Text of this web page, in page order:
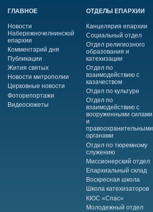
ГЛАВНОЕ
Новости
Набережночелнинской
епархии
Комментарий дня
Публикации
Жития святых
Новости митрополии
Церковные новости
Фоторепортажи
Видеосюжеты
ОТДЕЛЫ ЕПАРХИИ
Канцелярия епархии
Социальный отдел
Отдел религиозного
образования и
катехизации
Отдел по
взаимодействию с
казачеством
Отдел по культуре
Отдел по
взаимодействию с
вооруженными силами
и
правоохранительными
органами
Отдел по тюремному
служению
Миссионерский отдел
Епархиальный склад
Воскресная школа
Школа катехизаторов
КЮС «Спас»
Молодежный отдел